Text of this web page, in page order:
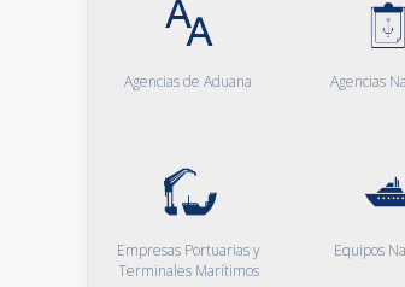
Agencias de Aduana Agencias
Empresas Portuarias y
Terminales Marítimos
Equipos